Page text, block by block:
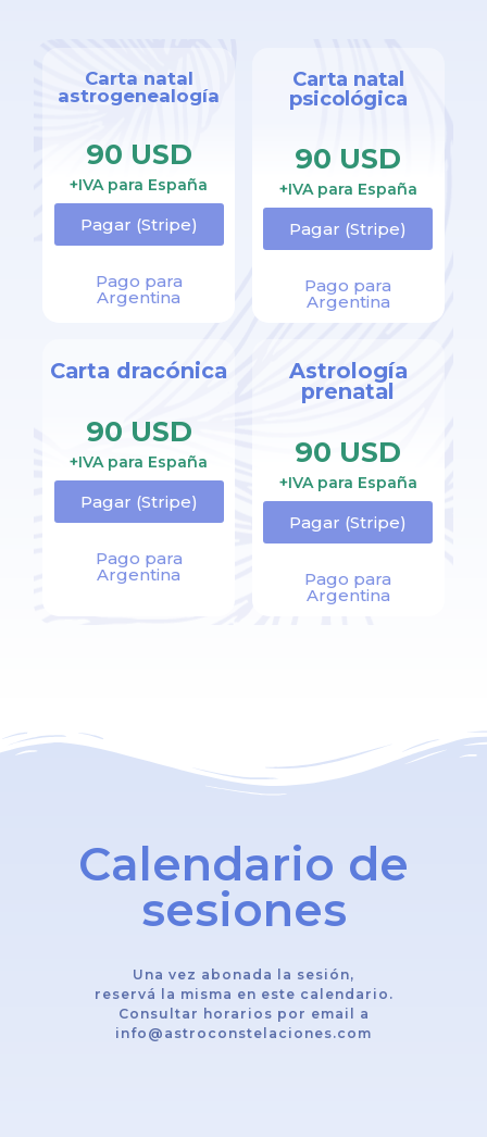
Carta natal
astrogenealogía
90 USD
+IVA para España
Pagar (Stripe)
Pago para
Argentina
Carta natal
psicológica
90 USD
+IVA para España
Pagar (Stripe)
Pago para
Argentina
Carta dracónica
90 USD
+IVA para España
Pagar (Stripe)
Pago para
Argentina
Astrología
prenatal
90 USD
+IVA para España
Pagar (Stripe)
Pago para
Argentina
Calendario de
sesiones
Una vez abonada la sesión,
reservá la misma en este calendario.
Consultar horarios por email a
info@astroconstelaciones.com